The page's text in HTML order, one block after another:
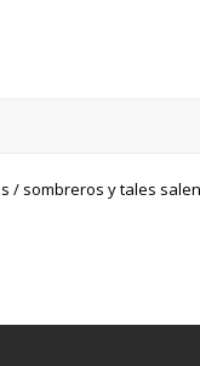
sombreros y tales